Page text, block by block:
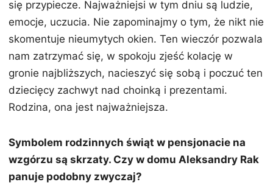
się przypiecze. Najważniejsi w tym dniu są ludzie,
emocje, uczucia. Nie zapominajmy o tym, że nikt nie
skomentuje nieumytych okien. Ten wieczór pozwala
nam zatrzymać się, w spokoju zjeść kolację w
gronie najbliższych, nacieszyć się sobą i poczuć ten
dziecięcy zachwyt nad choinką i prezentami.
Rodzina, ona jest najważniejsza.
Symbolem rodzinnych świąt w pensjonacie na
wzgórzu są skrzaty. Czy w domu Aleksandry Rak
panuje podobny zwyczaj?